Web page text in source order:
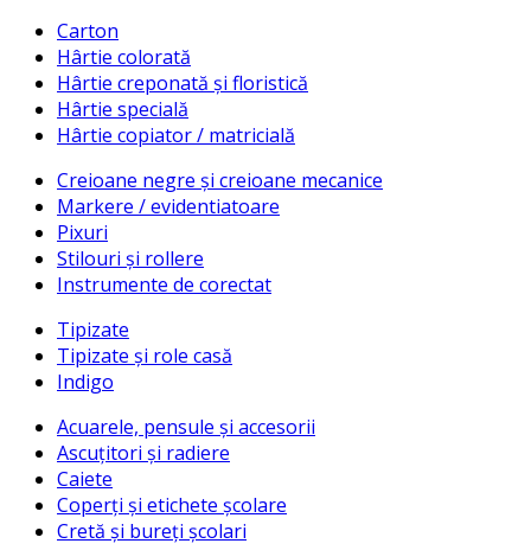
Carton
Hârtie colorată
Hârtie creponată și floristică
Hârtie specială
Hârtie copiator / matricială
Creioane negre și creioane mecanice
Markere / evidentiatoare
Pixuri
Stilouri și rollere
Instrumente de corectat
Tipizate
Tipizate și role casă
Indigo
Acuarele, pensule și accesorii
Ascuțitori și radiere
Caiete
Coperți și etichete școlare
Cretă și bureți școlari